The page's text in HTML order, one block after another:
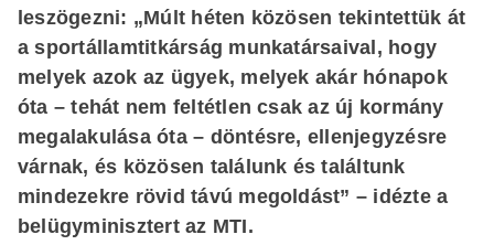
leszögezni: „Múlt héten közösen tekintettük át
a sportállamtitkárság munkatársaival, hogy
melyek azok az ügyek, melyek akár hónapok
óta – tehát nem feltétlen csak az új kormány
megalakulása óta – döntésre, ellenjegyzésre
várnak, és közösen találunk és találtunk
mindezekre rövid távú megoldást” – idézte a
belügyminisztert az MTI.